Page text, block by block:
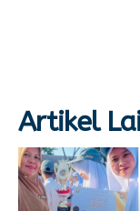
Artikel